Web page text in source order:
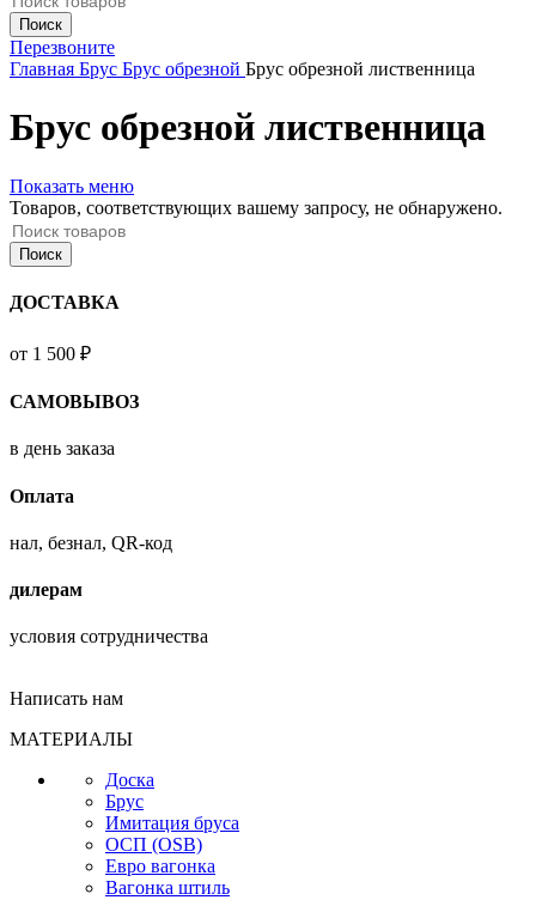
Поиск
Перезвоните
Главная Брус Брус обрезной Брус обрезной лиственница
Брус обрезной лиственница
Показать меню
Товаров, соответствующих вашему запросу, не обнаружено.
Поиск
ДОСТАВКА
от 1 500 ₽
САМОВЫВОЗ
в день заказа
Оплата
нал, безнал, QR-код
дилерам
условия сотрудничества
Написать нам
МАТЕРИАЛЫ
Доска
Брус
Имитация бруса
ОСП (OSB)
Евро вагонка
Вагонка штиль